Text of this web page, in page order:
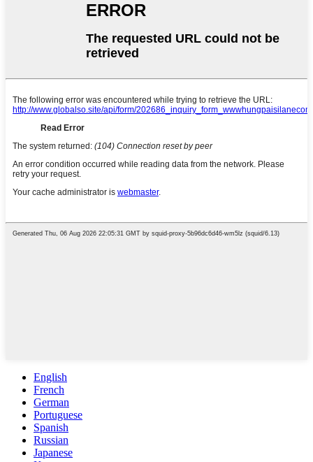
English
French
German
Portuguese
Spanish
Russian
Japanese